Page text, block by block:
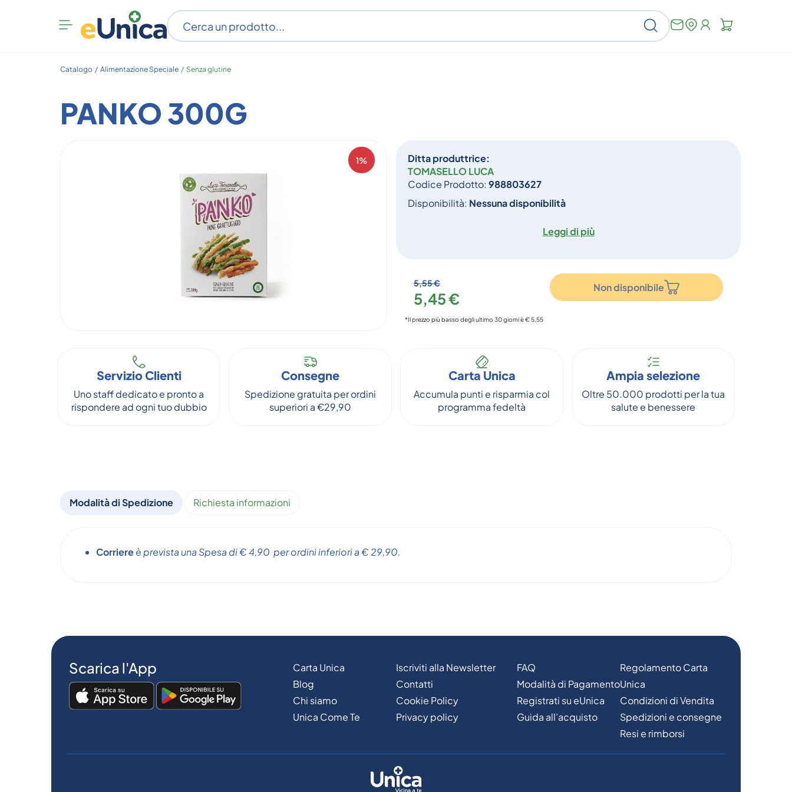
Apri
menu
Cerca
Catalogo / Alimentazione Speciale / Senza glutine
PANKO 300G
1%
Ditta produttrice:
TOMASELLO LUCA
Codice Prodotto: 988803627
Disponibilità: Nessuna disponibilità
Leggi di più
5,55 €
5,45 €
Non disponibile
*Il prezzo più basso degli ultimo 30 giorni è € 5,55
Servizio Clienti
Uno staff dedicato e pronto a
rispondere ad ogni tuo dubbio
Consegne
Spedizione gratuita per ordini
superiori a €29,90
Carta Unica
Accumula punti e risparmia col
programma fedeltà
Ampia selezione
Oltre 50.000 prodotti per la tua
salute e benessere
Modalità di Spedizione Richiesta informazioni
Corriereè prevista una Spesa di € 4,90 per ordini inferiori a € 29,90.
Scarica l'App
Carta Unica
Blog
Chi siamo
Unica Come Te
Iscriviti alla Newsletter
Contatti
Cookie Policy
Privacy policy
FAQ
Modalità di Pagamento
Registrati su eUnica
Guida all’acquisto
Regolamento Carta
Unica
Condizioni di Vendita
Spedizioni e consegne
Resi e rimborsi